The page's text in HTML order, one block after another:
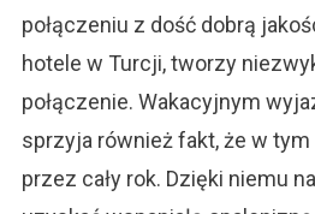
połączeniu z dość dobrą
hotele w Turcji, tworzy
połączenie. Wakacyjnym
sprzyja również fakt, że w
przez cały rok. Dzięki niemu